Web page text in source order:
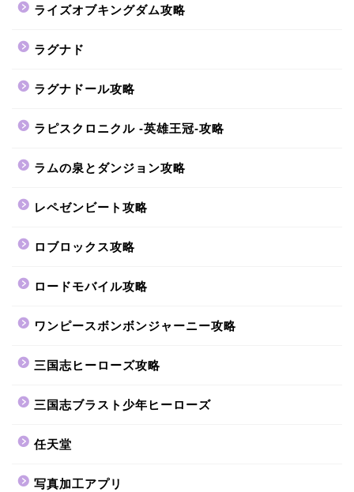
ライズオブキングダム攻略
ラグナド
ラグナドール攻略
ラピスクロニクル -英雄王冠-攻略
ラムの泉とダンジョン攻略
レペゼンビート攻略
ロブロックス攻略
ロードモバイル攻略
ワンピースボンボンジャーニー攻略
三国志ヒーローズ攻略
三国志ブラスト少年ヒーローズ
任天堂
写真加工アプリ